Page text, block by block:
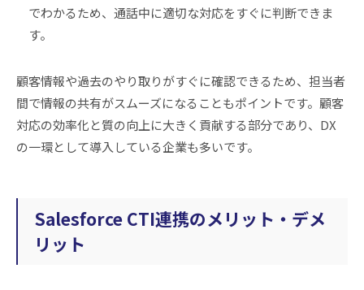
でわかるため、通話中に適切な対応をすぐに判断できま
す。
顧客情報や過去のやり取りがすぐに確認できるため、担当者
間で情報の共有がスムーズになることもポイントです。顧客
対応の効率化と質の向上に大きく貢献する部分であり、DX
の一環として導入している企業も多いです。
Salesforce CTI連携のメリット・デメ
リット